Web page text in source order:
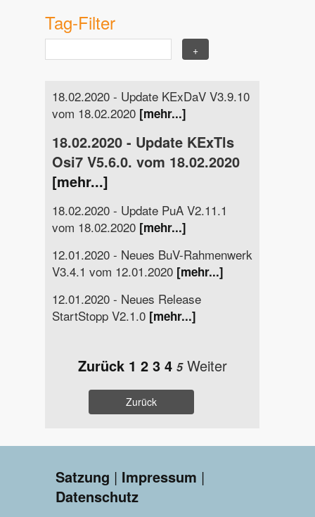
Tag-Filter
18.02.2020 - Update KExDaV V3.9.10
vom 18.02.2020 [mehr...]
18.02.2020 - Update KExTls
Osi7 V5.6.0. vom 18.02.2020
[mehr...]
18.02.2020 - Update PuA V2.11.1
vom 18.02.2020 [mehr...]
12.01.2020 - Neues BuV-Rahmenwerk
V3.4.1 vom 12.01.2020 [mehr...]
12.01.2020 - Neues Release
StartStopp V2.1.0 [mehr...]
Zurück 1 2 3 4 5 Weiter
Zurück
Satzung | Impressum |
Datenschutz